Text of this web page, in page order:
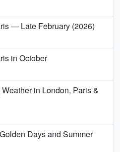
— Late February (2026)
in October
in London, Paris &
Days and Summer